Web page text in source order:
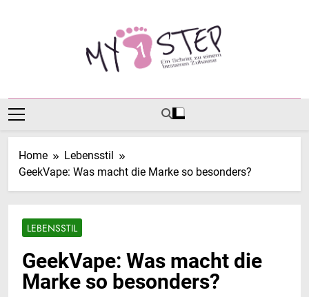
MY1STEP
Home
Lebensstil
GeekVape: Was macht die Marke so besonders?
LEBENSSTIL
GeekVape: Was macht die
Marke so besonders?